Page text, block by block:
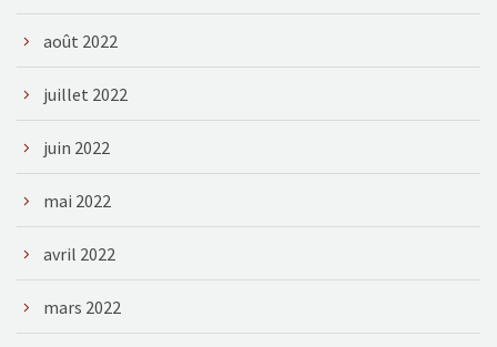
août 2022
juillet 2022
juin 2022
mai 2022
avril 2022
mars 2022